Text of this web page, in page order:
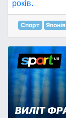
років.
Спорт Японія